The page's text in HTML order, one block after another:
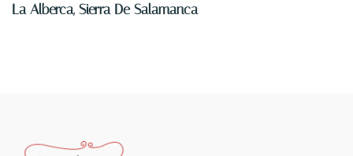
La Alberca, Sierra De Salamanca